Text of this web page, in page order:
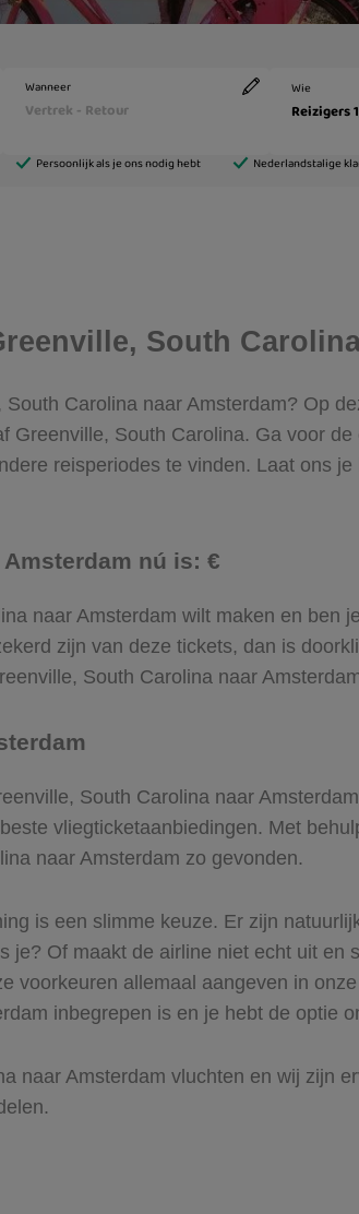
South
Carolina naar Amsterdam? Op
South Carolina. Ga voor
reisperiodes te vinden. Laat ons
nú is: €
naar Amsterdam wilt maken en ben
zijn van deze tickets, dan is
South Carolina naar
South Carolina naar
vliegticketaanbiedingen. Met
naar Amsterdam zo gevonden.
is een slimme keuze. Er zijn
Of maakt de airline niet echt uit en
voorkeuren allemaal aangeven in
inbegrepen is en je hebt de optie
naar Amsterdam vluchten en wij zijn